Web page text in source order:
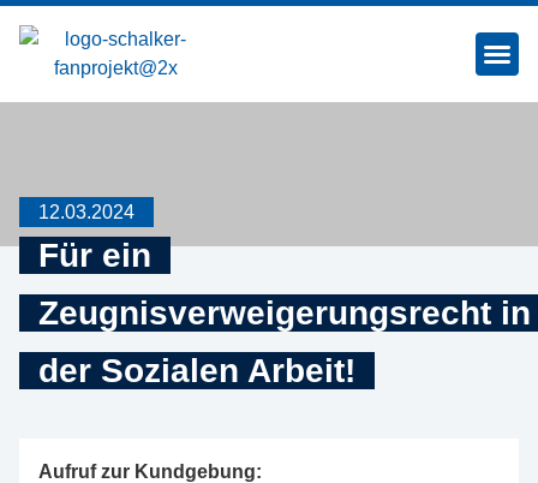
12.03.2024
Für ein
Zeugnisverweigerungsrecht in
der Sozialen Arbeit!
Aufruf zur Kundgebung: